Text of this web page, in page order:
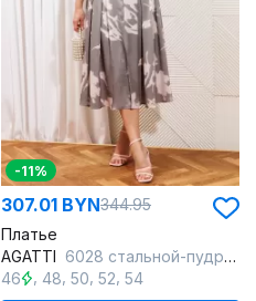
-11%
307.01 BYN344.95
Платье
AGATTI 6028 стальной-пудра_принт
46
48 ,50 ,52 ,54